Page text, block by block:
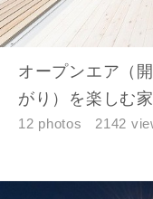
オープンエア（
がり）を楽しむ家
12 photos 2142
メールアドレス